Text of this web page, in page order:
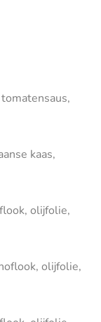
kaas,
olijfolie,
olijfolie,